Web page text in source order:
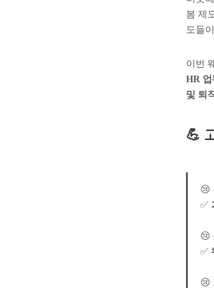
봄 제
도들
이번
HR 업
및 퇴
💪
😢
✅
😢
✅
😢